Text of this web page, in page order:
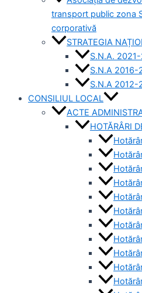
transport public zona
corporativă
STRATEGIA
S.N.A.
S.N.A 2016-
S.N.A 2012-
CONSILIUL LOCAL
ACTE
HOTĂRÂRI